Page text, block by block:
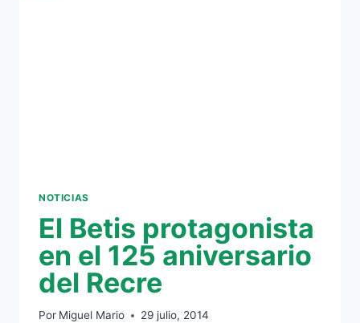
NOTICIAS
El Betis protagonista
en el 125 aniversario
del Recre
Por Miguel Mario 29 julio, 2014